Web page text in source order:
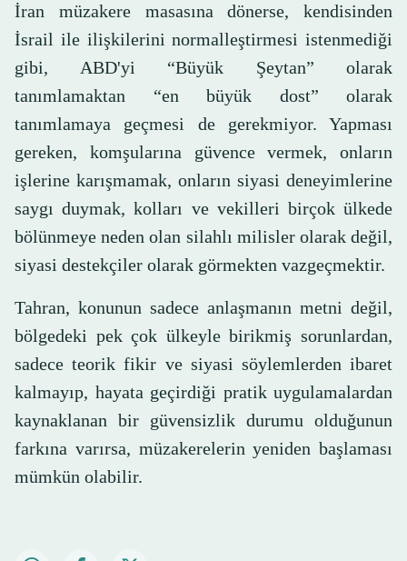
İran müzakere masasına dönerse, kendisinden
İsrail ile ilişkilerini normalleştirmesi istenmediği
gibi, ABD'yi “Büyük Şeytan” olarak
tanımlamaktan “en büyük dost” olarak
tanımlamaya geçmesi de gerekmiyor. Yapması
gereken, komşularına güvence vermek, onların
işlerine karışmamak, onların siyasi deneyimlerine
saygı duymak, kolları ve vekilleri birçok ülkede
bölünmeye neden olan silahlı milisler olarak değil,
siyasi destekçiler olarak görmekten vazgeçmektir.
Tahran, konunun sadece anlaşmanın metni değil,
bölgedeki pek çok ülkeyle birikmiş sorunlardan,
sadece teorik fikir ve siyasi söylemlerden ibaret
kalmayıp, hayata geçirdiği pratik uygulamalardan
kaynaklanan bir güvensizlik durumu olduğunun
farkına varırsa, müzakerelerin yeniden başlaması
mümkün olabilir.